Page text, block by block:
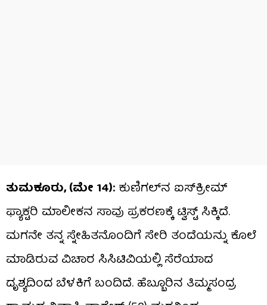
ತುಮಕೂರು, (ಮೇ 14): ಕುಣಿಗಲ್​ನ ಐಸ್‌ಕ್ರೀಮ್
ಫ್ಯಾಕ್ಟರಿ ಮಾಲೀಕನ ಸಾವು ಪ್ರಕರಣಕ್ಕೆ ಟ್ವಿಸ್ಟ್​ ಸಿಕ್ಕಿದೆ.
ಮಗನೇ ತನ್ನ ಸ್ನೇಹಿತನೊಂದಿಗೆ ಸೇರಿ ತಂದೆಯನ್ನು ಕೊಲೆ
ಮಾಡಿರುವ ವಿಚಾರ ಸಿಸಿಟಿವಿಯಲ್ಲಿ ಸೆರೆಯಾದ
ದೃಶ್ಯದಿಂದ ಬೆಳಕಿಗೆ ಬಂದಿದೆ. ಹೆಬ್ಬೂರಿನ ತಿಮ್ಮಸಂದ್ರ